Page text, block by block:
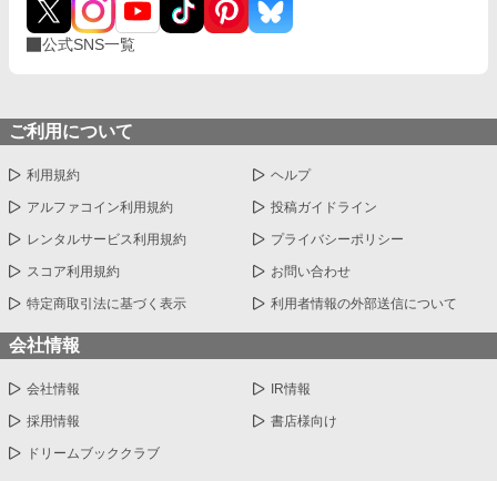
公式SNS一覧
ご利用について
利用規約 ヘルプ
アルファコイン利用規約 投稿ガイドライン
レンタルサービス利用規約 プライバシーポリシー
スコア利用規約 お問い合わせ
特定商取引法に基づく表示 利用者情報の外部送信について
会社情報
会社情報 IR情報
採用情報 書店様向け
ドリームブッククラブ